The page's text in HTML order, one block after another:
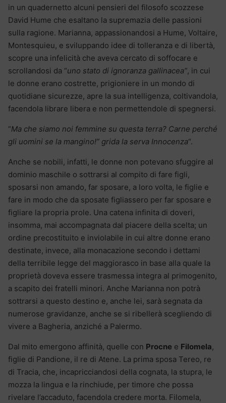
in un quadernetto alcuni pensieri del filosofo scozzese
David Hume che esaltano la supremazia delle passioni
sulla ragione. Marianna, appassionandosi a Hume, Voltaire,
Montesquieu, e sviluppando idee di tolleranza e di libertà,
scopre una infelicità che aveva cercato di soffocare e
scrollandosi da “uno stato di ignoranza gallinacea”, in cui
le donne erano costrette, prigioniere in un mondo di
quotidiane sicurezze, apre la sua intelligenza, coltivandola,
facendola librare libera e non permettendole di spegnersi.
“Ma che siamo noi femmine su questa terra? Carne perché
gli uomini se la mangino!” grida la serva Innocenza“.
Anche se nobili, infatti, le donne non potevano sfuggire al
dominio maschile o sottrarsi al compito di fare figli,
sposarsi non amando, far sposare, a loro volta, le figlie e
fare in modo che da sposate figliassero per far sposare e
figliare la propria prole. Una catena infinita di doveri,
insomma, mai accompagnata dal piacere della scelta; un
ordine precostituito e inviolabile in cui altre donne erano
destinate, invece, alla monacazione secondo i dettami
della terribile legge del maggiorasco in base alla quale la
proprietà doveva essere trasmessa integra al primogenito,
a scapito dei fratelli minori. Anche Marianna non potrà
sottrarsi a questo destino e, anche lei, sarà segnata da
numerose gravidanze, anche se si ribellerà scegliendo di
vivere a Bagheria, anziché a Palermo.
Dal mito emergono affinità, quelle con Procne e Filomela,
figlie di Pandione, il re di Atene. La prima sposa Tereo, re
di Tracia, che, incapricciandosi della cognata, la stupra, le
mozza la lingua e la rinchiude, per timore che possa
rivelare l’accaduto, facendola credere morta. Filomela,